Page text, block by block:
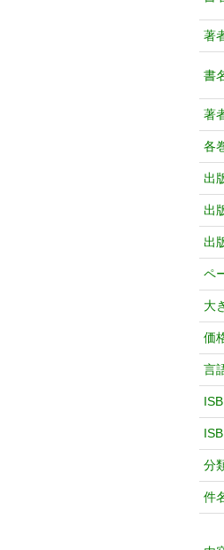
著
書
著
各
出
出
出
ペ
大
価
言
分
件